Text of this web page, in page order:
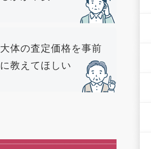
大体の査定価格を事前
に教えてほしい